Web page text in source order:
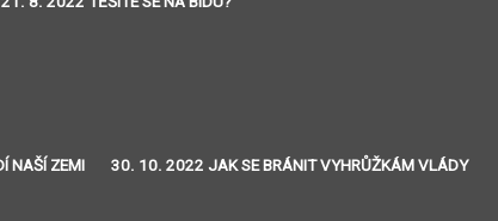
NAŠÍ ZEMI 30. 10. 2022 JAK SE BRÁNIT VYHRŮŽKÁM VLÁDY